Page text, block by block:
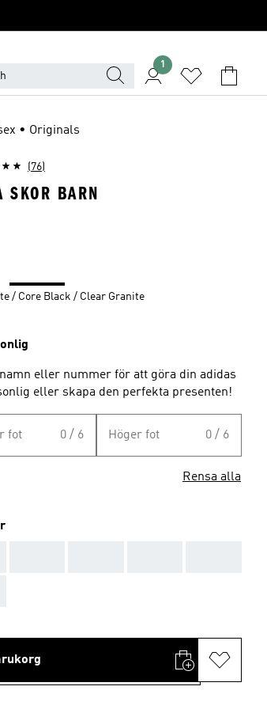
1
• Originals
(76)
SKOR BARN
/ Core Black / Clear Granite
eller nummer för att göra din adidas
eller skapa den perfekta presenten!
fot 0 / 6 Höger fot 0 / 6
Rensa alla